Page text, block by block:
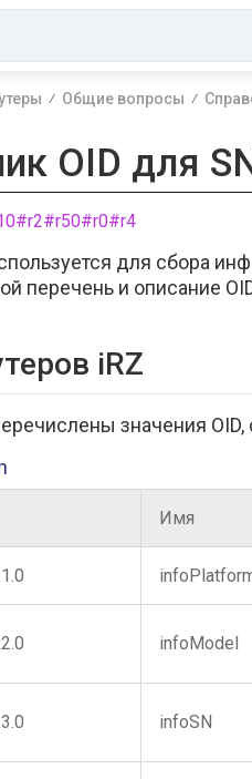
Общие вопросы
OID для
#r2#r50#r0#r4
для сбора
перечень и описание
iRZ
значения
Имя
infoModel
infoSN